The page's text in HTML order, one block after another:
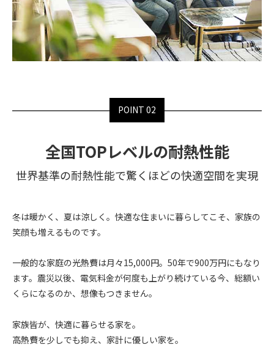
POINT 02
全国TOPレベルの耐熱性能
世界基準の耐熱性能で驚くほどの快適空間を実現
冬は暖かく、夏は涼しく。快適な住まいに暮らしてこそ、家族の
笑顔も増えるものです。
一般的な家庭の光熱費は月々15,000円。50年で900万円にもなり
ます。震災以後、電気料金が何度も上がり続けている今、総額い
くらになるのか、想像もつきません。
家族皆が、快適に暮らせる家を。
高熱費を少しでも抑え、家計に優しい家を。